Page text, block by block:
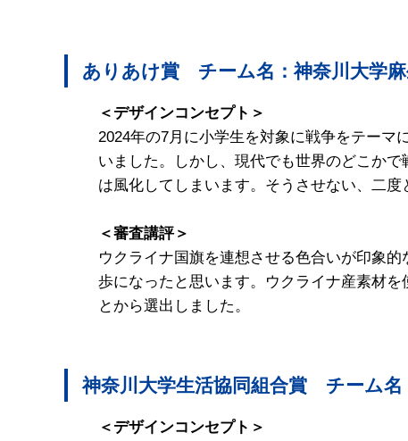
ありあけ賞 チーム名：神奈川大学麻
＜デザインコンセプト＞
2024年の7月に小学生を対象に戦争をテーマ
いました。しかし、現代でも世界のどこか
は風化してしまいます。そうさせない、二
＜審査講評＞
ウクライナ国旗を連想させる色合いが印象
歩になったと思います。ウクライナ産素材
とから選出しました。
神奈川大学生活協同組合賞 チーム名
＜デザインコンセプト＞